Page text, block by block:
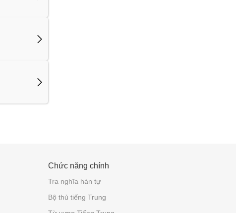
Chức năng chính
Tra nghĩa hán tự
Bộ thủ tiếng Trung